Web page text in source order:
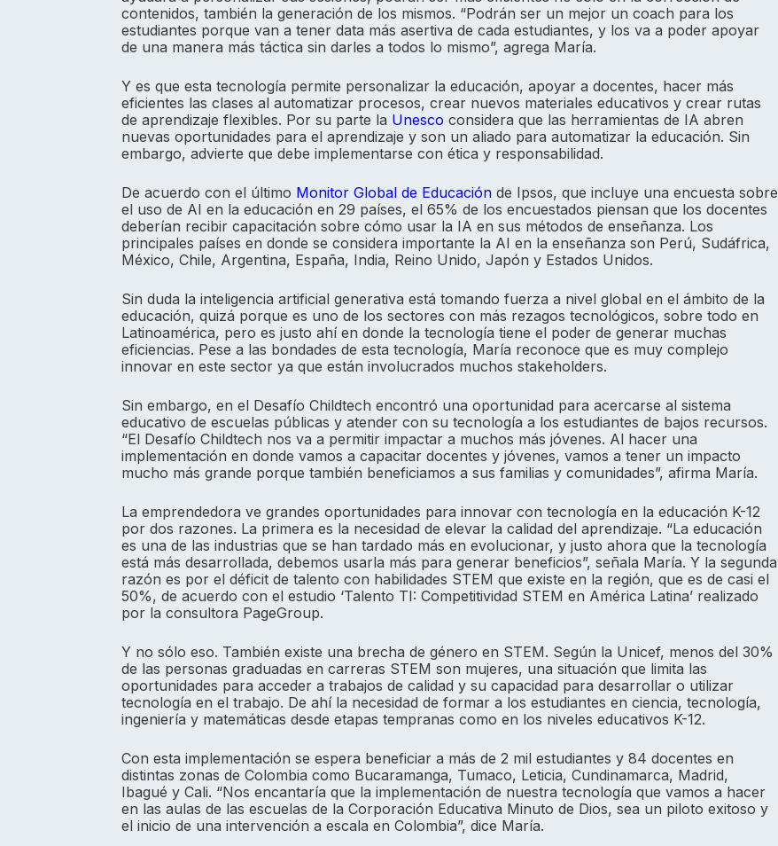
contenidos, también la generación de los mismos. “Podrán ser un mejor un coach para los
estudiantes porque van a tener data más asertiva de cada estudiantes, y los va a poder apoyar
de una manera más táctica sin darles a todos lo mismo”, agrega María.
Y es que esta tecnología permite personalizar la educación, apoyar a docentes, hacer más
eficientes las clases al automatizar procesos, crear nuevos materiales educativos y crear rutas
de aprendizaje flexibles. Por su parte la Unesco considera que las herramientas de IA abren
nuevas oportunidades para el aprendizaje y son un aliado para automatizar la educación. Sin
embargo, advierte que debe implementarse con ética y responsabilidad.
De acuerdo con el último Monitor Global de Educación de Ipsos, que incluye una encuesta sobre
el uso de AI en la educación en 29 países, el 65% de los encuestados piensan que los docentes
deberían recibir capacitación sobre cómo usar la IA en sus métodos de enseñanza. Los
principales países en donde se considera importante la AI en la enseñanza son Perú, Sudáfrica,
México, Chile, Argentina, España, India, Reino Unido, Japón y Estados Unidos.
Sin duda la inteligencia artificial generativa está tomando fuerza a nivel global en el ámbito de la
educación, quizá porque es uno de los sectores con más rezagos tecnológicos, sobre todo en
Latinoamérica, pero es justo ahí en donde la tecnología tiene el poder de generar muchas
eficiencias. Pese a las bondades de esta tecnología, María reconoce que es muy complejo
innovar en este sector ya que están involucrados muchos stakeholders.
Sin embargo, en el Desafío Childtech encontró una oportunidad para acercarse al sistema
educativo de escuelas públicas y atender con su tecnología a los estudiantes de bajos recursos.
“El Desafío Childtech nos va a permitir impactar a muchos más jóvenes. Al hacer una
implementación en donde vamos a capacitar docentes y jóvenes, vamos a tener un impacto
mucho más grande porque también beneficiamos a sus familias y comunidades”, afirma María.
La emprendedora ve grandes oportunidades para innovar con tecnología en la educación K-12
por dos razones. La primera es la necesidad de elevar la calidad del aprendizaje. “La educación
es una de las industrias que se han tardado más en evolucionar, y justo ahora que la tecnología
está más desarrollada, debemos usarla más para generar beneficios”, señala María. Y la segunda
razón es por el déficit de talento con habilidades STEM que existe en la región, que es de casi el
50%, de acuerdo con el estudio ‘Talento TI: Competitividad STEM en América Latina’ realizado
por la consultora PageGroup.
Y no sólo eso. También existe una brecha de género en STEM. Según la Unicef, menos del 30%
de las personas graduadas en carreras STEM son mujeres, una situación que limita las
oportunidades para acceder a trabajos de calidad y su capacidad para desarrollar o utilizar
tecnología en el trabajo. De ahí la necesidad de formar a los estudiantes en ciencia, tecnología,
ingeniería y matemáticas desde etapas tempranas como en los niveles educativos K-12.
Con esta implementación se espera beneficiar a más de 2 mil estudiantes y 84 docentes en
distintas zonas de Colombia como Bucaramanga, Tumaco, Leticia, Cundinamarca, Madrid,
Ibagué y Cali. “Nos encantaría que la implementación de nuestra tecnología que vamos a hacer
en las aulas de las escuelas de la Corporación Educativa Minuto de Dios, sea un piloto exitoso y
el inicio de una intervención a escala en Colombia”, dice María.